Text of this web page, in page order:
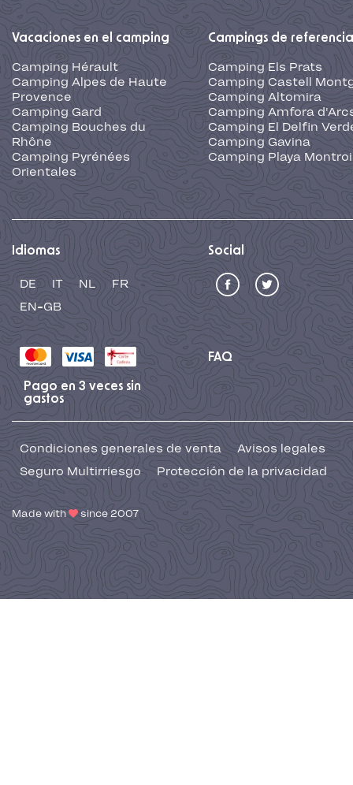
Vacaciones en el camping
Camping Hérault
Camping Alpes de Haute
Provence
Camping Gard
Camping Bouches du
Rhône
Camping Pyrénées
Orientales
Campings de referencia
Camping Els Prats
Camping Castell
Camping Altomira
Camping Amfora
Camping El Delfin
Camping Gavina
Camping Playa
Idiomas
DE IT NL
FR
EN-GB
Social
FAQ
Pago en 3 veces sin
gastos
Condiciones generales de venta
Avisos legales
Seguro Multirriesgo
Protección de la privacidad
Made with since 2007